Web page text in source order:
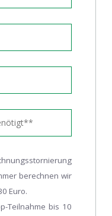
berechnen wir
Euro.
Teilnahme bis 10